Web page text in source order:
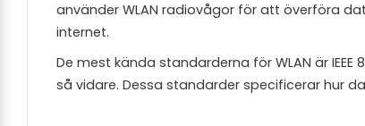
använder WLAN radiovågor för att överföra
internet.
De mest kända standarderna för WLAN är IEEE
så vidare. Dessa standarder specificerar hur